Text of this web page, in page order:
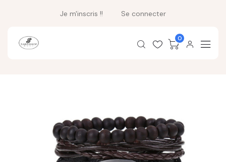
Je m'inscris !! Se connecter
0